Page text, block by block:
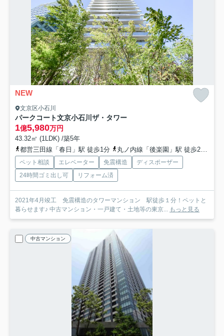
NEW
文京区小石川
パークコート文京小石川ザ・タワー
1億5,980万円
43.32㎡ (1LDK) /築5年
都営三田線「春日」駅 徒歩1分
丸ノ内線「後楽園」駅 徒歩2分
ペット相談 エレベーター 免震構造
ディスポーザー
24時間ゴミ出し可
リフォーム済
2021年4月竣工 免震構造のタワーマンション 駅徒歩１分！ペットと
暮らせます♪ 中古マンション・一戸建て・土地等の東京... もっと見る
中古マンション